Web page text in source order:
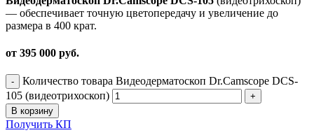
— обеспечивает точную цветопередачу и увеличение до
размера в 400 крат.
от 395 000 руб.
Количество товара Видеодерматоскоп Dr.Camscope DCS-
105 (видеотрихоскоп)
В корзину
Получить КП